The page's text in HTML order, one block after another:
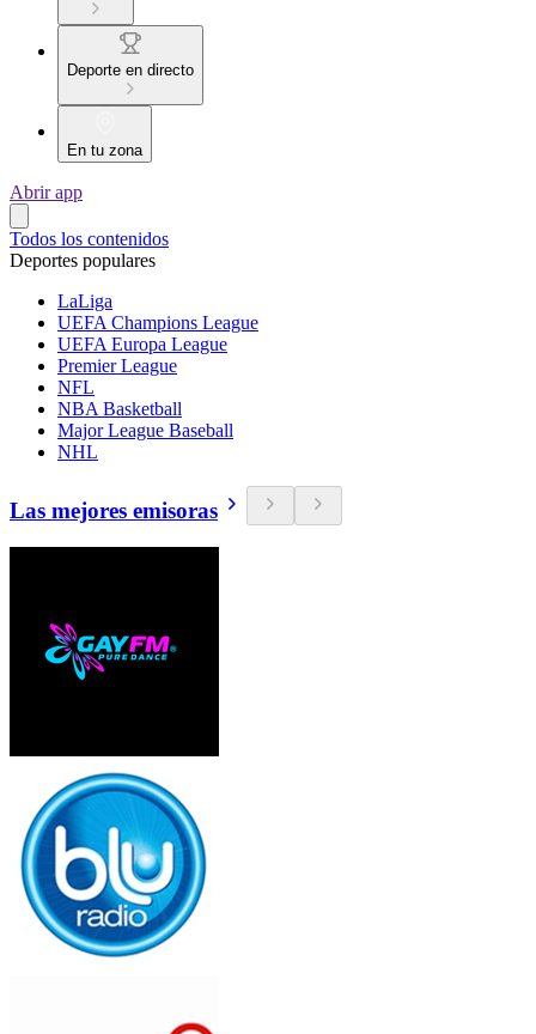
Deporte en directo
En tu zona
Abrir app
Todos los contenidos
Deportes populares
LaLiga
UEFA Champions League
UEFA Europa League
Premier League
NFL
NBA Basketball
Major League Baseball
NHL
Las mejores emisoras